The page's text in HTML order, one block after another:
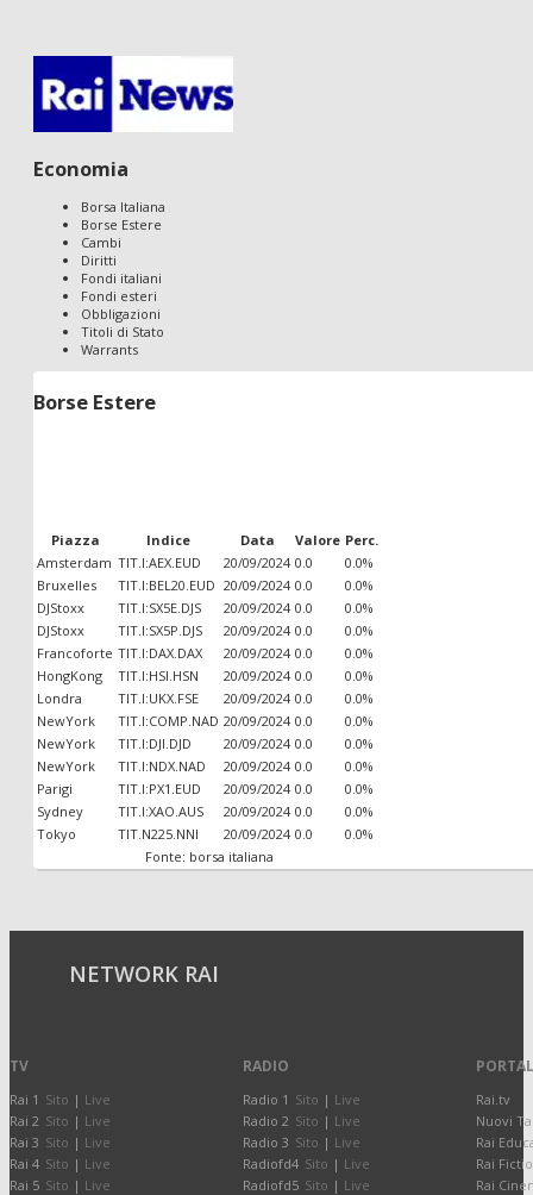
Economia
Borsa Italiana
Borse Estere
Cambi
Diritti
Fondi italiani
Fondi esteri
Obbligazioni
Titoli di Stato
Warrants
Borse Estere
Piazza Indice Data Valore Perc.
Amsterdam TIT.I:AEX.EUD 20/09/2024 0.0
0.0%
Bruxelles
TIT.I:BEL20.EUD 20/09/2024 0.0
0.0%
DJStoxx
TIT.I:SX5E.DJS 20/09/2024 0.0
0.0%
DJStoxx
TIT.I:SX5P.DJS 20/09/2024 0.0
0.0%
Francoforte TIT.I:DAX.DAX 20/09/2024 0.0
0.0%
HongKong
TIT.I:HSI.HSN 20/09/2024 0.0
0.0%
Londra
TIT.I:UKX.FSE 20/09/2024 0.0
0.0%
NewYork
TIT.I:COMP.NAD 20/09/2024 0.0
0.0%
NewYork
TIT.I:DJI.DJD 20/09/2024 0.0
0.0%
NewYork
TIT.I:NDX.NAD 20/09/2024 0.0
0.0%
Parigi
TIT.I:PX1.EUD 20/09/2024 0.0
0.0%
Sydney
TIT.I:XAO.AUS 20/09/2024 0.0
0.0%
Tokyo
TIT.N225.NNI 20/09/2024 0.0
0.0%
Fonte: borsa italiana
NETWORK RAI
TV
Rai 1 Sito | Live
Rai 2 Sito | Live
Rai 3 Sito | Live
Rai 4 Sito | Live
Rai 5 Sito | Live
RADIO
Radio 1 Sito | Live
Radio 2 Sito | Live
Radio 3 Sito | Live
Radiofd4 Sito | Live
Radiofd5 Sito | Live
Rai.tv
Nuovi
Rai
Rai
Rai